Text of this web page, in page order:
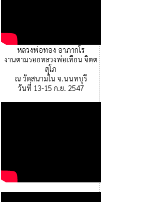
หลวงพ่อทอง อาภากโร
งานตามรอยหลวงพ่อเทียน จิตฺต
สุโภ
ณ วัดสนามใน จ.นนทบุรี
วันที่ 13-15 ก.ย. 2547